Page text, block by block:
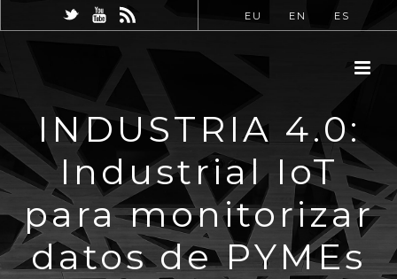
EU EN ES
INDUSTRIA 4.0:
Industrial IoT
para monitorizar
datos de PYMEs